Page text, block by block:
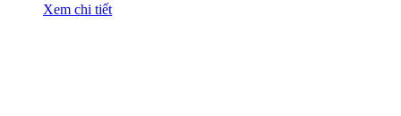
Xem chi tiết